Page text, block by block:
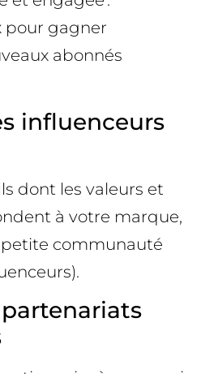
pour gagner
abonnés
influenceurs
dont les valeurs et
à votre marque,
petite communauté